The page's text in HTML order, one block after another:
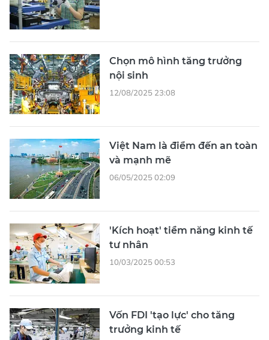
Chọn mô hình tăng trưởng
nội sinh
12/08/2025 23:08
Việt Nam là điểm đến an toàn
và mạnh mẽ
06/05/2025 02:09
'Kích hoạt' tiềm năng kinh tế
tư nhân
10/03/2025 00:53
Vốn FDI 'tạo lực' cho tăng
trưởng kinh tế